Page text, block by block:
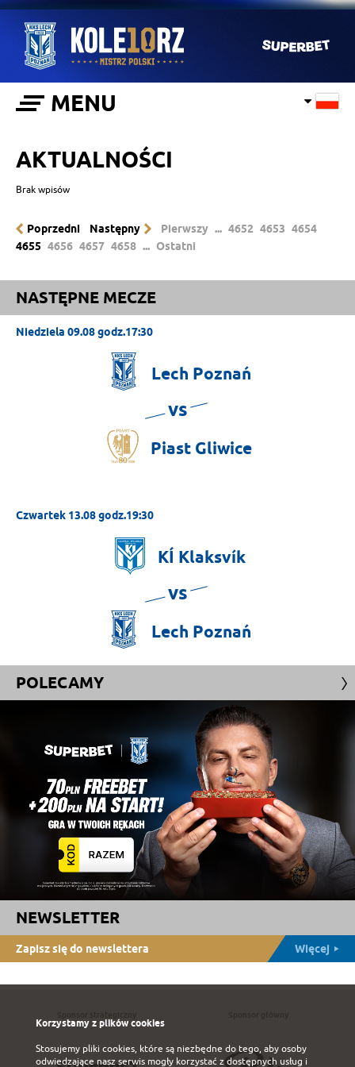
MENU
AKTUALNOŚCI
Brak wpisów
Poprzedni Następny Pierwszy ... 4652 4653 4654
4655 4656 4657 4658 ... Ostatni
NASTĘPNE MECZE
Niedziela 09.08 godz.17:30
Lech Poznań
vs
Piast Gliwice
Czwartek 13.08 godz.19:30
KÍ Klaksvík
vs
Lech Poznań
POLECAMY
NEWSLETTER
Zapisz się do newslettera Więcej
Korzystamy z plików cookies
Stosujemy pliki cookies, które są niezbędne do tego, aby osoby
odwiedzające nasz serwis mogły korzystać z dostępnych usług i